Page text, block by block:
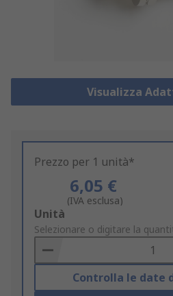
Visualizza
Prezzo per 1 unità*
6,05 €
(IVA esclusa)
Add
to
Basket
Unità
Selezionare o digitare la
Controlla le date